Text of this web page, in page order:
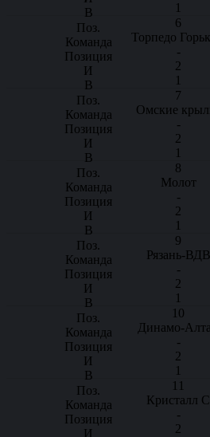
1
6
Торпедо
-
2
1
7
Омские
-
2
1
8
Молот
-
2
1
9
Рязань-ВДВ
-
2
1
10
Динамо-
-
2
1
11
Кристалл С
-
2